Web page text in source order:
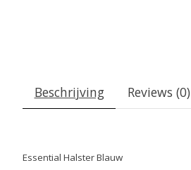
Beschrijving Reviews (0)
Essential Halster Blauw